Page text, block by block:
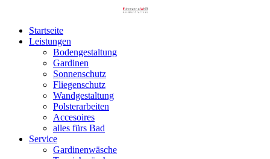
Startseite
Leistungen
Bodengestaltung
Gardinen
Sonnenschutz
Fliegenschutz
Wandgestaltung
Polsterarbeiten
Accesoires
alles fürs Bad
Service
Gardinenwäsche